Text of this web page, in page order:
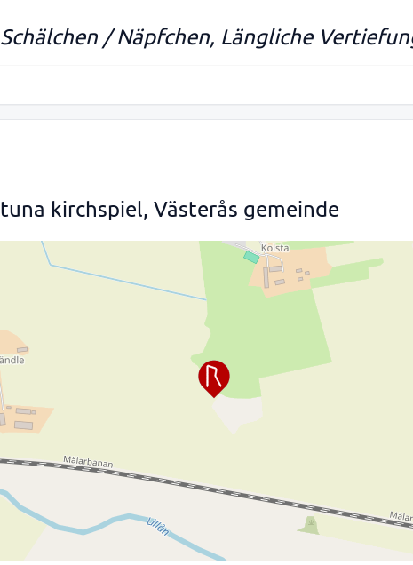
/ Näpfchen, Längliche
kirchspiel, Västerås gemeinde